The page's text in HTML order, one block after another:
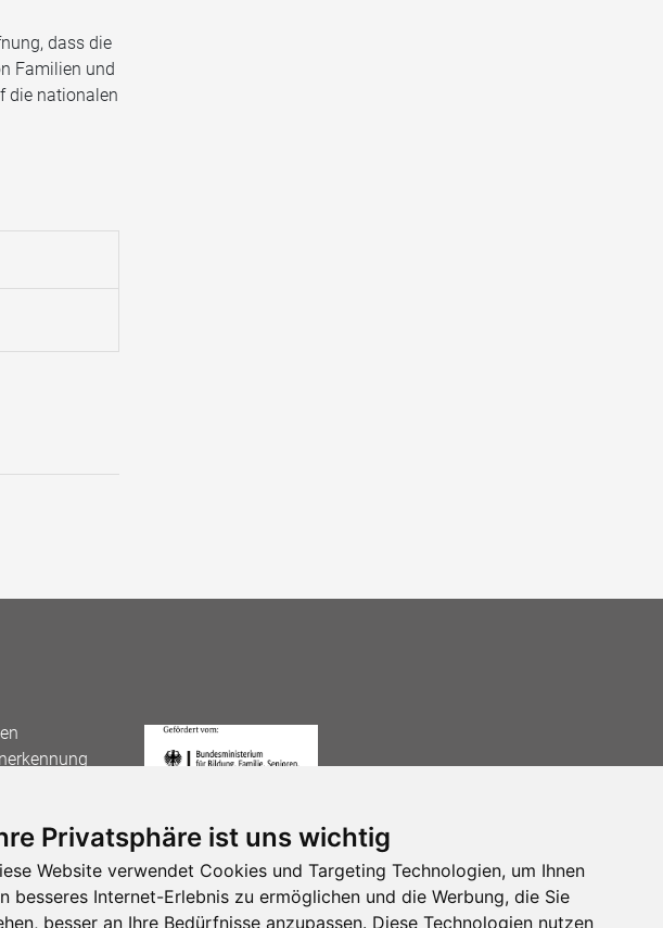
Privatsphäre ist uns wichtig
Website verwendet Cookies und Targeting Technologien, um Ihnen
besseres Internet-Erlebnis zu ermöglichen und die Werbung, die Sie
besser an Ihre Bedürfnisse anzupassen. Diese Technologien nutzen
dass die
Familien und
die nationalen